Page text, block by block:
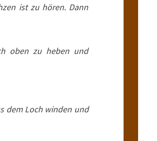
ist zu hören. Dann
oben zu heben und
dem Loch winden und